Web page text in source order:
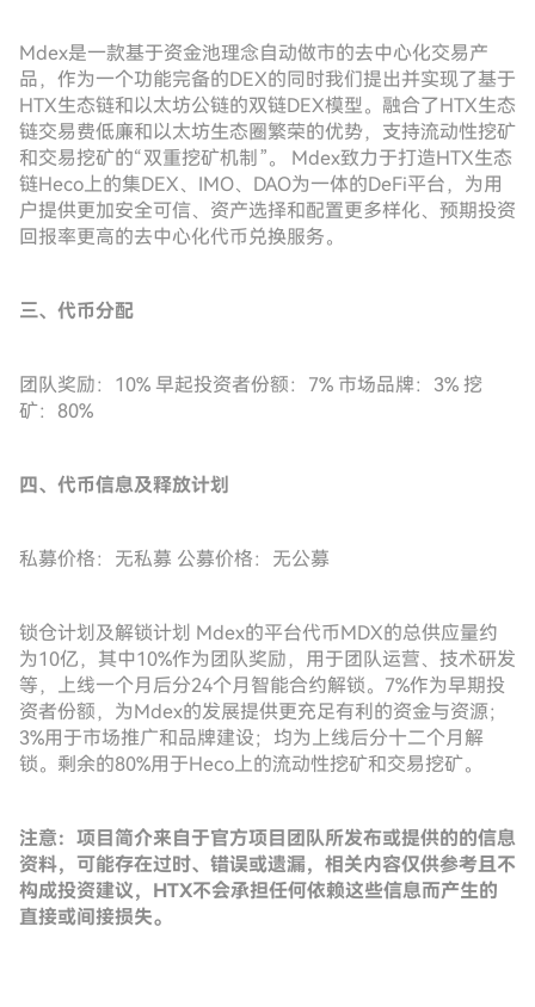
Mdex是一款基于资金池理念自动做市的去中心化交易产
品，作为一个功能完备的DEX的同时我们提出并实现了基于
HTX生态链和以太坊公链的双链DEX模型。融合了HTX生态
链交易费低廉和以太坊生态圈繁荣的优势，支持流动性挖矿
和交易挖矿的“双重挖矿机制”。 Mdex致力于打造HTX生态
链Heco上的集DEX、IMO、DAO为一体的DeFi平台，为用
户提供更加安全可信、资产选择和配置更多样化、预期投资
回报率更高的去中心化代币兑换服务。
三、代币分配
团队奖励：10% 早起投资者份额：7% 市场品牌：3% 挖
矿：80%
四、代币信息及释放计划
私募价格：无私募 公募价格：无公募
锁仓计划及解锁计划 Mdex的平台代币MDX的总供应量约
为10亿，其中10%作为团队奖励，用于团队运营、技术研发
等，上线一个月后分24个月智能合约解锁。7%作为早期投
资者份额，为Mdex的发展提供更充足有利的资金与资源；
3%用于市场推广和品牌建设；均为上线后分十二个月解
锁。剩余的80%用于Heco上的流动性挖矿和交易挖矿。
注意：项目简介来自于官方项目团队所发布或提供的的信息
资料，可能存在过时、错误或遗漏，相关内容仅供参考且不
构成投资建议，HTX不会承担任何依赖这些信息而产生的
直接或间接损失。